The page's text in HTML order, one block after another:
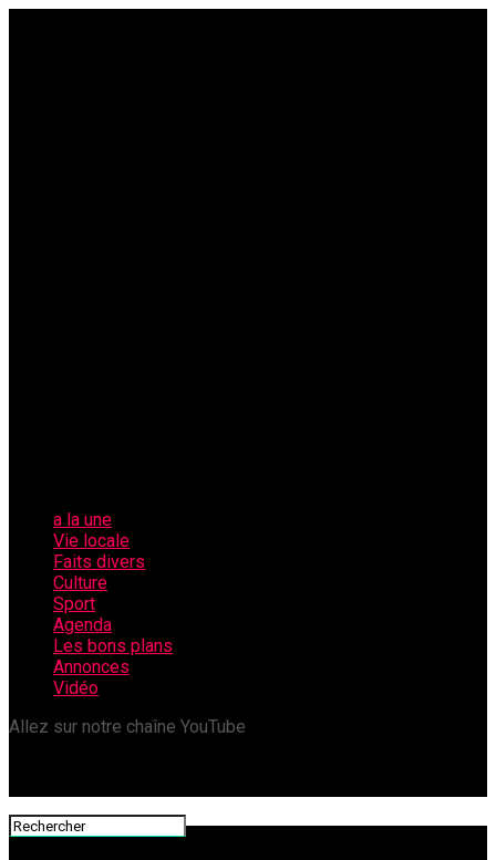
a la une
Vie locale
Faits divers
Culture
Sport
Agenda
Les bons plans
Annonces
Vidéo
Allez sur notre chaîne YouTube